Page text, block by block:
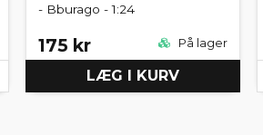
- Bburago - 1:24
175 kr På lager
LÆG I KURV